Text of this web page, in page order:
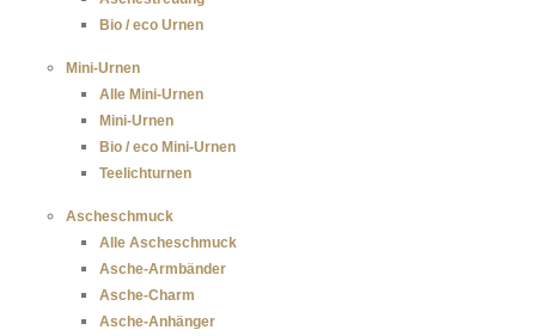
Bio / eco Urnen
Mini-Urnen
Alle Mini-Urnen
Mini-Urnen
Bio / eco Mini-Urnen
Teelichturnen
Ascheschmuck
Alle Ascheschmuck
Asche-Armbänder
Asche-Charm
Asche-Anhänger